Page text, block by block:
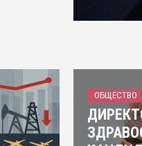
ОБЩЕСТВО